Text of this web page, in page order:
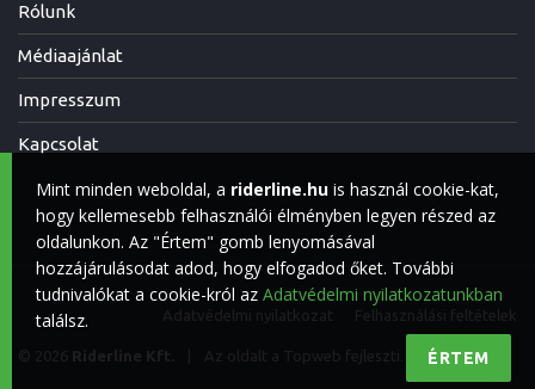
Rólunk
Médiaajánlat
Impresszum
Kapcsolat
Mint minden weboldal, a riderline.hu is használ cookie-kat,
hogy kellemesebb felhasználói élményben legyen részed az
oldalunkon. Az "Értem" gomb lenyomásával
hozzájárulásodat adod, hogy elfogadod őket. További
tudnivalókat a cookie-król az Adatvédelmi nyilatkozatunkban
találsz.
ÉRTEM